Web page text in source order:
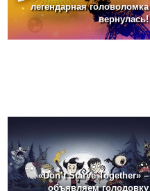
легендарная головоломка
вернулась!
«Don’t Starve Together» –
объявляем голодовку